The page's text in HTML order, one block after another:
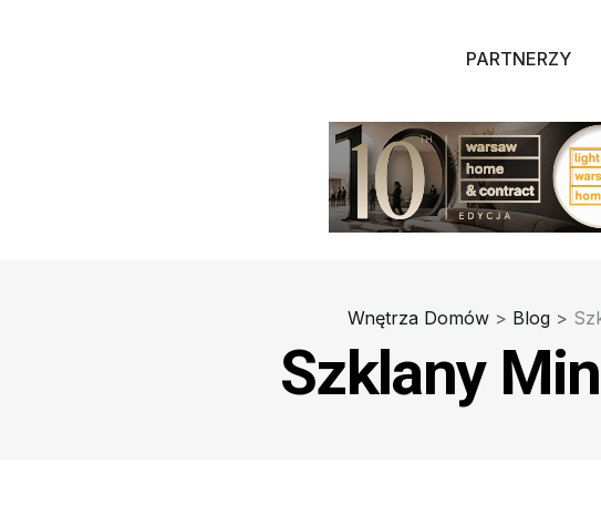
PARTNERZY
Wnętrza Domów > Blog >
Szklany